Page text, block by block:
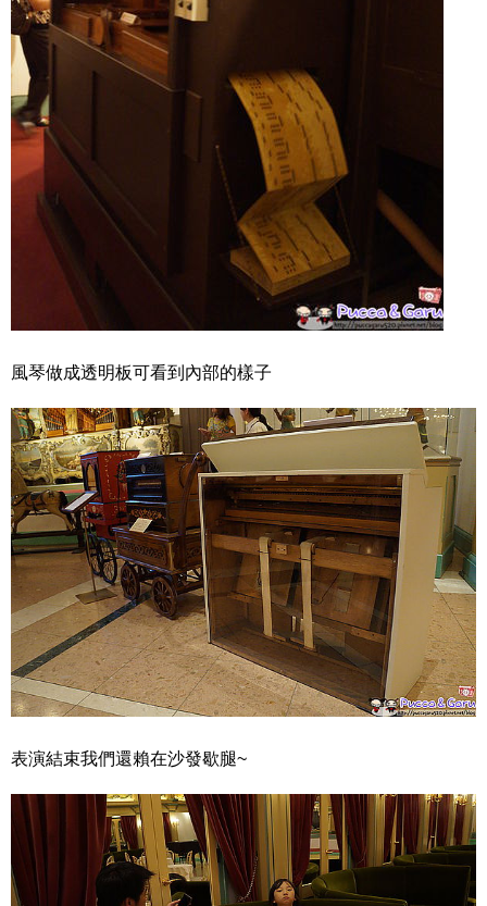
風琴做成透明板可看到內部的樣子
表演結束我們還賴在沙發歇腿~